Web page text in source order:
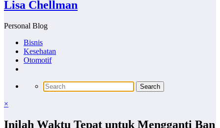
Lisa Chellman
Personal Blog
Bisnis
Kesehatan
Otomotif
×
Inilah Waktu Tepat untuk Mengganti Ban